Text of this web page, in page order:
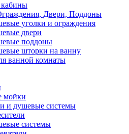
Двери, Поддоны
уголки и ограждения
двери
поддоны
шторки на ванну
ванной комнаты
мойки
и душевые системы
системы